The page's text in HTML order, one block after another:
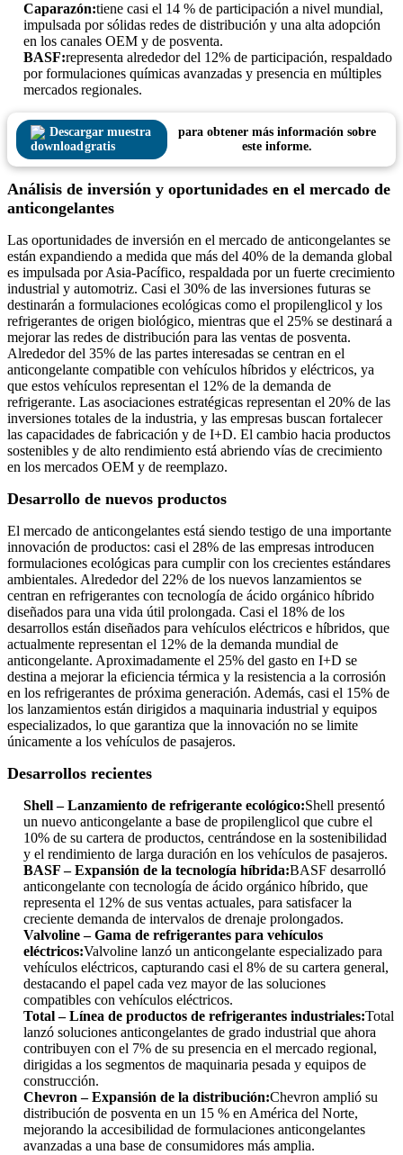
Caparazón:tiene casi el 14 % de participación a nivel mundial,
impulsada por sólidas redes de distribución y una alta adopción
en los canales OEM y de posventa.
BASF:representa alrededor del 12% de participación, respaldado
por formulaciones químicas avanzadas y presencia en múltiples
mercados regionales.
Descargar muestra
gratis
para obtener más información sobre
este informe.
Análisis de inversión y oportunidades en el mercado de
anticongelantes
Las oportunidades de inversión en el mercado de anticongelantes se
están expandiendo a medida que más del 40% de la demanda global
es impulsada por Asia-Pacífico, respaldada por un fuerte crecimiento
industrial y automotriz. Casi el 30% de las inversiones futuras se
destinarán a formulaciones ecológicas como el propilenglicol y los
refrigerantes de origen biológico, mientras que el 25% se destinará a
mejorar las redes de distribución para las ventas de posventa.
Alrededor del 35% de las partes interesadas se centran en el
anticongelante compatible con vehículos híbridos y eléctricos, ya
que estos vehículos representan el 12% de la demanda de
refrigerante. Las asociaciones estratégicas representan el 20% de las
inversiones totales de la industria, y las empresas buscan fortalecer
las capacidades de fabricación y de I+D. El cambio hacia productos
sostenibles y de alto rendimiento está abriendo vías de crecimiento
en los mercados OEM y de reemplazo.
Desarrollo de nuevos productos
El mercado de anticongelantes está siendo testigo de una importante
innovación de productos: casi el 28% de las empresas introducen
formulaciones ecológicas para cumplir con los crecientes estándares
ambientales. Alrededor del 22% de los nuevos lanzamientos se
centran en refrigerantes con tecnología de ácido orgánico híbrido
diseñados para una vida útil prolongada. Casi el 18% de los
desarrollos están diseñados para vehículos eléctricos e híbridos, que
actualmente representan el 12% de la demanda mundial de
anticongelante. Aproximadamente el 25% del gasto en I+D se
destina a mejorar la eficiencia térmica y la resistencia a la corrosión
en los refrigerantes de próxima generación. Además, casi el 15% de
los lanzamientos están dirigidos a maquinaria industrial y equipos
especializados, lo que garantiza que la innovación no se limite
únicamente a los vehículos de pasajeros.
Desarrollos recientes
Shell – Lanzamiento de refrigerante ecológico:Shell presentó
un nuevo anticongelante a base de propilenglicol que cubre el
10% de su cartera de productos, centrándose en la sostenibilidad
y el rendimiento de larga duración en los vehículos de pasajeros.
BASF – Expansión de la tecnología híbrida:BASF desarrolló
anticongelante con tecnología de ácido orgánico híbrido, que
representa el 12% de sus ventas actuales, para satisfacer la
creciente demanda de intervalos de drenaje prolongados.
Valvoline – Gama de refrigerantes para vehículos
eléctricos:Valvoline lanzó un anticongelante especializado para
vehículos eléctricos, capturando casi el 8% de su cartera general,
destacando el papel cada vez mayor de las soluciones
compatibles con vehículos eléctricos.
Total – Línea de productos de refrigerantes industriales:Total
lanzó soluciones anticongelantes de grado industrial que ahora
contribuyen con el 7% de su presencia en el mercado regional,
dirigidas a los segmentos de maquinaria pesada y equipos de
construcción.
Chevron – Expansión de la distribución:Chevron amplió su
distribución de posventa en un 15 % en América del Norte,
mejorando la accesibilidad de formulaciones anticongelantes
avanzadas a una base de consumidores más amplia.